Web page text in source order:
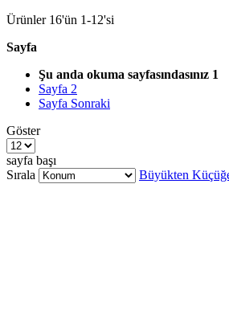
Ürünler 16'ün 1-12'si
Sayfa
Şu anda okuma sayfasındasınız 1
Sayfa 2
Sayfa Sonraki
Göster
sayfa başı
Sırala
Büyükten